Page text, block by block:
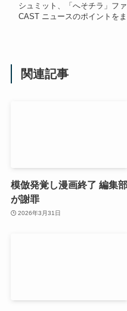
シュミット、「へそチラ」フ
CAST ニュースのポイントを
関連記事
模倣発覚し漫画終了 編集部
が謝罪
2026年3月31日